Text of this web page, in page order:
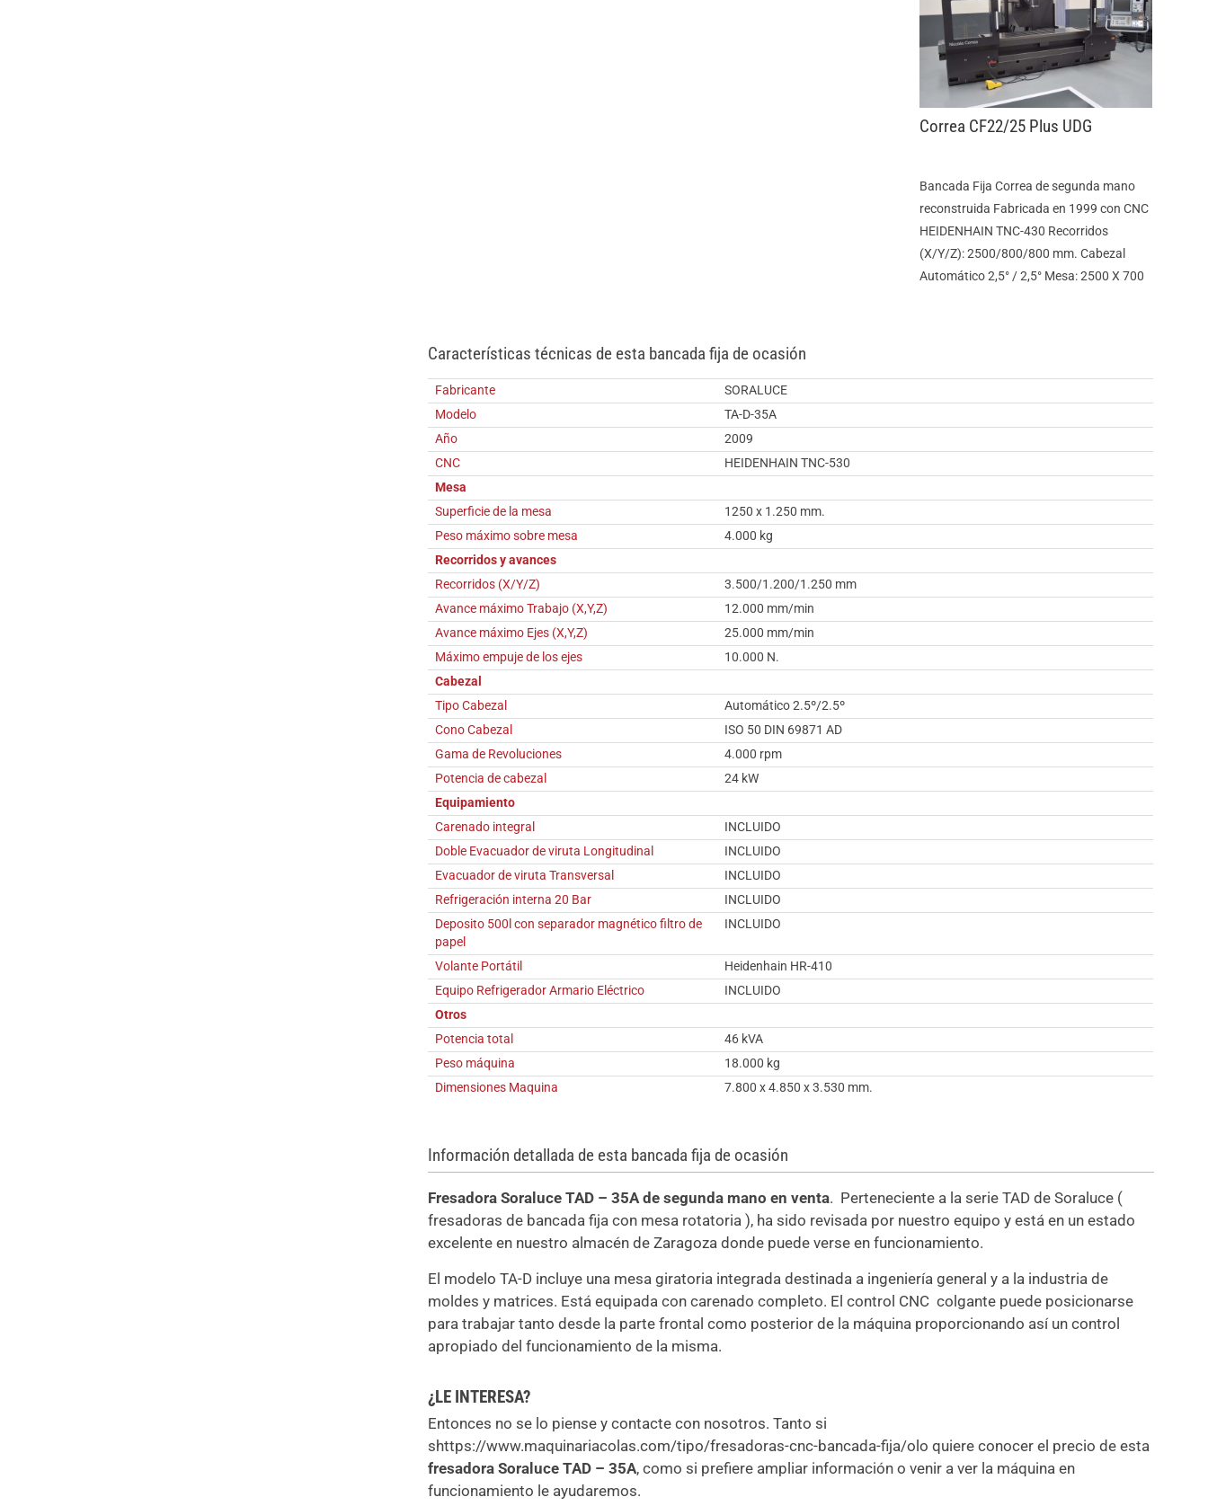
Correa CF22/25 Plus UDG
Bancada Fija Correa de segunda mano
reconstruida Fabricada en 1999 con CNC
HEIDENHAIN TNC-430 Recorridos
(X/Y/Z): 2500/800/800 mm. Cabezal
Automático 2,5° / 2,5° Mesa: 2500 X 700
Características técnicas de esta bancada fija de ocasión
Fabricante
SORALUCE
Modelo
TA-D-35A
Año
2009
CNC
HEIDENHAIN TNC-530
Mesa
Superficie de la mesa
1250 x 1.250 mm.
Peso máximo sobre mesa
4.000 kg
Recorridos y avances
Recorridos (X/Y/Z)
3.500/1.200/1.250 mm
Avance máximo Trabajo (X,Y,Z)
12.000 mm/min
Avance máximo Ejes (X,Y,Z)
25.000 mm/min
Máximo empuje de los ejes
10.000 N.
Cabezal
Tipo Cabezal
Automático 2.5º/2.5º
Cono Cabezal
ISO 50 DIN 69871 AD
Gama de Revoluciones
4.000 rpm
Potencia de cabezal
24 kW
Equipamiento
Carenado integral
INCLUIDO
Doble Evacuador de viruta Longitudinal
INCLUIDO
Evacuador de viruta Transversal
INCLUIDO
Refrigeración interna 20 Bar
INCLUIDO
Deposito 500l con separador magnético filtro de
papel
INCLUIDO
Volante Portátil
Heidenhain HR-410
Equipo Refrigerador Armario Eléctrico
INCLUIDO
Otros
Potencia total
46 kVA
Peso máquina
18.000 kg
Dimensiones Maquina
7.800 x 4.850 x 3.530 mm.
Información detallada de esta bancada fija de ocasión
Fresadora Soraluce TAD – 35A de segunda mano en venta. Perteneciente a la serie TAD de Soraluce (
fresadoras de bancada fija con mesa rotatoria ), ha sido revisada por nuestro equipo y está en un estado
excelente en nuestro almacén de Zaragoza donde puede verse en funcionamiento.
El modelo TA-D incluye una mesa giratoria integrada destinada a ingeniería general y a la industria de
moldes y matrices. Está equipada con carenado completo. El control CNC colgante puede posicionarse
para trabajar tanto desde la parte frontal como posterior de la máquina proporcionando así un control
apropiado del funcionamiento de la misma.
¿LE INTERESA?
Entonces no se lo piense y contacte con nosotros. Tanto si
shttps://www.maquinariacolas.com/tipo/fresadoras-cnc-bancada-fija/olo quiere conocer el precio de esta
fresadora Soraluce TAD – 35A, como si prefiere ampliar información o venir a ver la máquina en
funcionamiento le ayudaremos.